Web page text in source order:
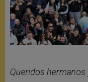
Queridos hermanos